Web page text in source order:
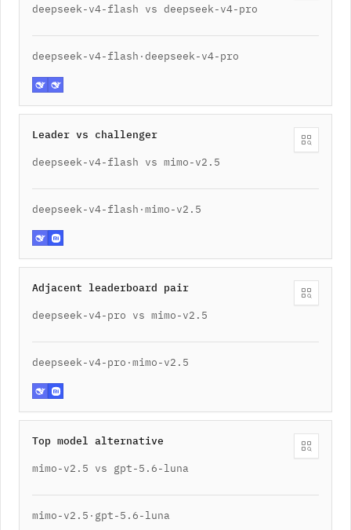
deepseek-v4-flash vs deepseek-v4-pro
deepseek-v4-flash ·deepseek-v4-pro
Leader vs challenger
deepseek-v4-flash vs mimo-v2.5
deepseek-v4-flash ·mimo-v2.5
Adjacent leaderboard pair
deepseek-v4-pro vs mimo-v2.5
deepseek-v4-pro ·mimo-v2.5
Top model alternative
mimo-v2.5 vs gpt-5.6-luna
mimo-v2.5 · gpt-5.6-luna